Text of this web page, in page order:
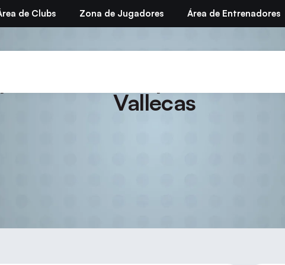
de Clubs Zona de Jugadores Área de Entrenadores
Municipales –
Vallecas